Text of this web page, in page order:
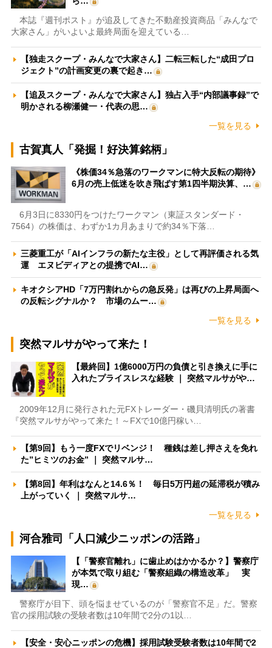
本誌『週刊ポスト』が追及してきた不動産投資商品「みんなで
大家さん」がいよいよ最終局面を迎えている…
【独走スクープ・みんなで大家さん】二転三転した“成田プロ
ジェクト”の計画変更の裏で起き…
【追及スクープ・みんなで大家さん】独占入手“内部議事録”で
明かされる柳瀬健一・代表の思…
一覧を見る
古賀真人「発掘！好決算銘柄」
《株価34％急落のワークマンに特大反転の期待》
6月の売上低迷を吹き飛ばす第1四半期決算、…
6月3日に8330円をつけたワークマン（東証スタンダード・
7564）の株価は、わずか1カ月あまりで約34％下落…
三菱重工が「AIインフラの新たな主役」として再評価される気
運 エヌビディアとの提携でAI…
キオクシアHD「7万円割れからの急反発」は再びの上昇局面へ
の反転シグナルか？ 市場のムー…
一覧を見る
突然マルサがやって来た！
【最終回】1億6000万円の負債と引き換えに手に
入れたプライスレスな経験 ｜ 突然マルサがや…
2009年12月に発行された元FXトレーダー・磯貝清明氏の著書
『突然マルサがやって来た！～FXで10億円稼い…
【第9回】もう一度FXでリベンジ！ 種銭は差し押さえを免れ
た”ヒミツのお金” ｜ 突然マルサ…
【第8回】年利はなんと14.6％！ 毎日5万円超の延滞税が積み
上がっていく ｜ 突然マルサ…
一覧を見る
河合雅司「人口減少ニッポンの活路」
【「警察官離れ」に歯止めはかかるか？】警察庁
が本気で取り組む「警察組織の構造改革」 実
現…
警察庁が目下、頭を悩ませているのが「警察官不足」だ。警察
官の採用試験の受験者数は10年間で2分の1以…
【安全・安心ニッポンの危機】採用試験受験者数は10年間で2